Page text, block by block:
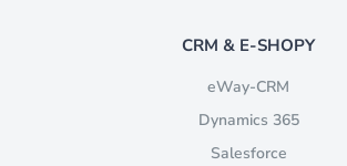
CRM & E-SHOPY
eWay-CRM
Dynamics 365
Salesforce